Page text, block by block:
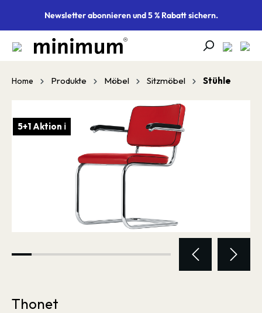
springenNewsletter abonnieren und 5 % Rabatt sichern.
Home Produkte Möbel Sitzmöbel Stühle
5+1 Aktion ℹ
Thonet